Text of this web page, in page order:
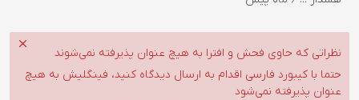
نظراتی که حاوی فحش و افترا به هیچ عنوان پذیرفته نمی‌شوند
حتما با کیبورد فارسی اقدام به ارسال دیدگاه کنید، فینگلیش به هیچ
عنوان پذیرفته نمی‌شود